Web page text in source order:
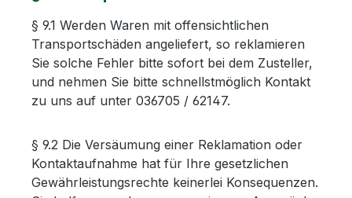
§ 9.1 Werden Waren mit offensichtlichen
Transportschäden angeliefert, so reklamieren
Sie solche Fehler bitte sofort bei dem Zusteller,
und nehmen Sie bitte schnellstmöglich Kontakt
zu uns auf unter 036705 / 62147.
§ 9.2 Die Versäumung einer Reklamation oder
Kontaktaufnahme hat für Ihre gesetzlichen
Gewährleistungsrechte keinerlei Konsequenzen.